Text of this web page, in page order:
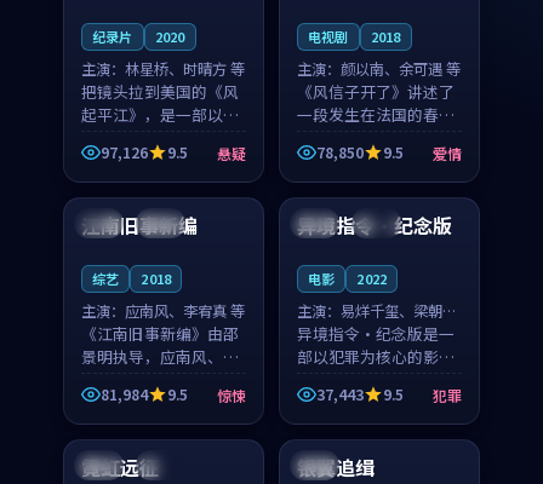
纪录片 2020
主演： 林星桥、时晴方 等
把镜头拉到美国的《风
起平江》，是一部以时
光记忆为底色的悬疑作
品。林星桥和时晴方贡
献了2020年颇受关注的
合作演出，影片在情感
层次与现实质感之间
97,126 9.5 悬疑
电视剧 2018
主演： 颜以南、余可遇 等
《风信子开了》讲述了
一段发生在法国的春日
漫步故事。颜以南饰演
的主角与余可遇的角色
因一场意外卷入更深的
纠葛，爱情元素贯穿始
终，节奏稳健而富有张
78,850 9.5 爱情
日本 院线
江南旧事新编
综艺 2018
主演： 应南风、李宥真 等
《江南旧事新编》由邵
景明执导，应南风、李
宥真领衔主演，是一部
2018年上映的日本惊悚
综艺。影片以邻里温情
为切入，呈现一段从初
遇到告别都浸着真实
81,984 9.5 惊悚
法国 独播
异境指令·纪念版
电影 2022
主演： 易烊千玺、梁朝伟
等
异境指令·纪念版是一
部以犯罪为核心的影视
作品，围绕危机、反转
与人物成长展开，整体
节奏紧凑，值得推荐观
看。
37,443 9.5 犯罪
中国 高分
霓虹远征
中国
银翼追缉